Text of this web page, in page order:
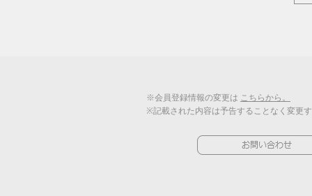
※会員登録情報の変更は こちらから。
※記載された内容は予告することなく変更